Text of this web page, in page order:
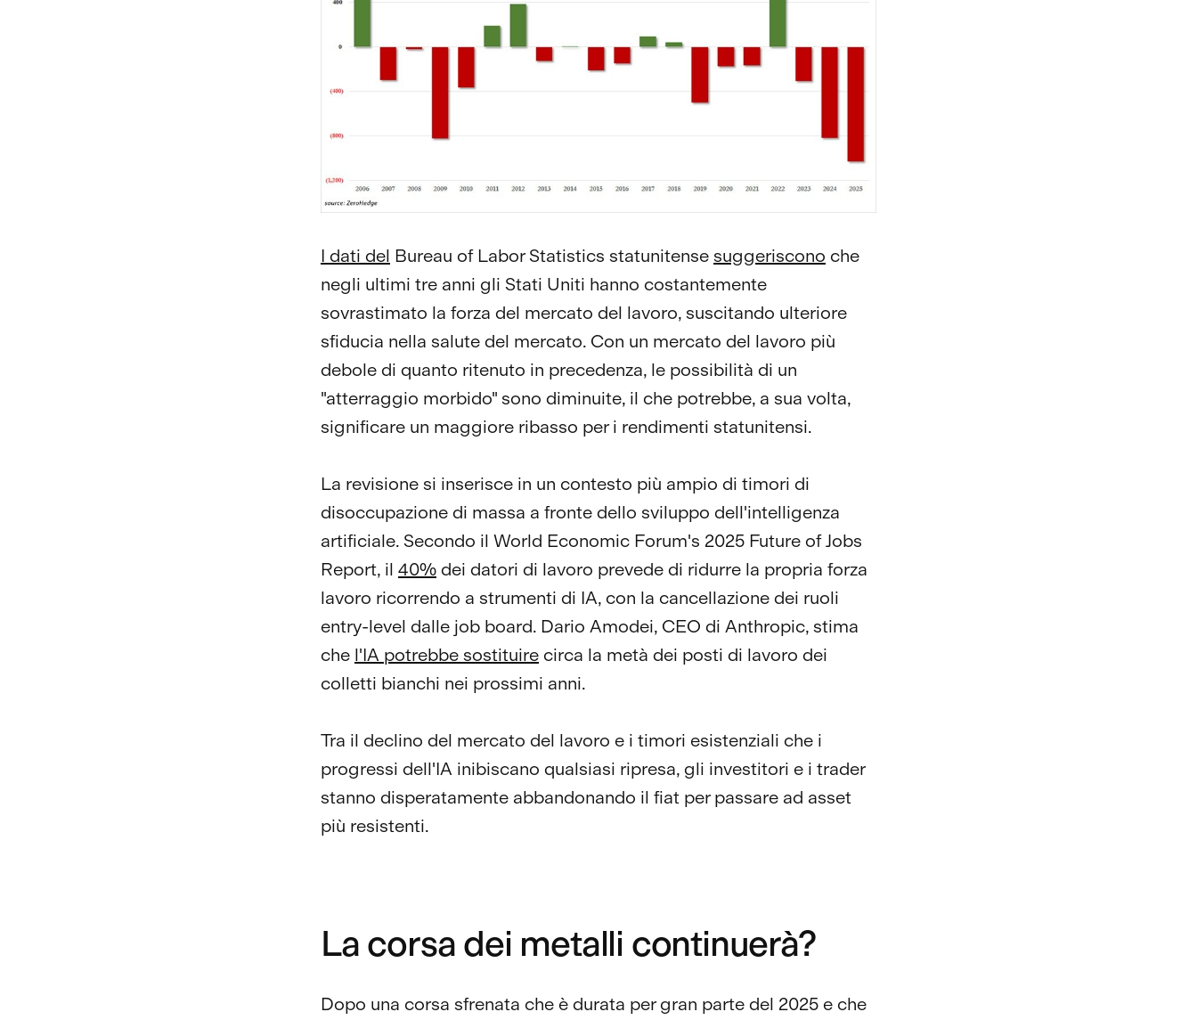
I dati del Bureau of Labor Statistics statunitense suggeriscono che
negli ultimi tre anni gli Stati Uniti hanno costantemente
sovrastimato la forza del mercato del lavoro, suscitando ulteriore
sfiducia nella salute del mercato. Con un mercato del lavoro più
debole di quanto ritenuto in precedenza, le possibilità di un
"atterraggio morbido" sono diminuite, il che potrebbe, a sua volta,
significare un maggiore ribasso per i rendimenti statunitensi.
La revisione si inserisce in un contesto più ampio di timori di
disoccupazione di massa a fronte dello sviluppo dell'intelligenza
artificiale. Secondo il World Economic Forum's 2025 Future of Jobs
Report, il 40% dei datori di lavoro prevede di ridurre la propria forza
lavoro ricorrendo a strumenti di IA, con la cancellazione dei ruoli
entry-level dalle job board. Dario Amodei, CEO di Anthropic, stima
che l'IA potrebbe sostituire circa la metà dei posti di lavoro dei
colletti bianchi nei prossimi anni.
Tra il declino del mercato del lavoro e i timori esistenziali che i
progressi dell'IA inibiscano qualsiasi ripresa, gli investitori e i trader
stanno disperatamente abbandonando il fiat per passare ad asset
più resistenti.
La corsa dei metalli continuerà?
Dopo una corsa sfrenata che è durata per gran parte del 2025 e che